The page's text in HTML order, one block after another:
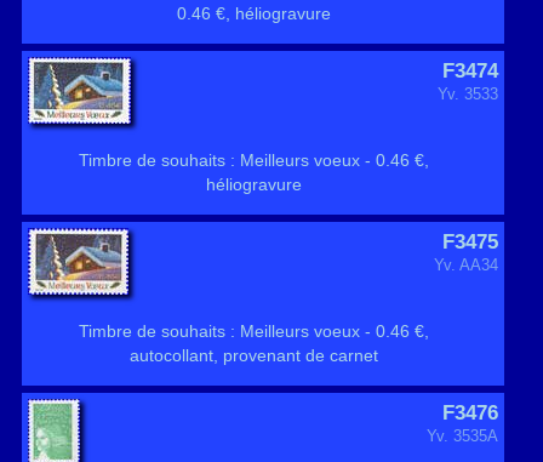
0.46 €, héliogravure
F3474
Yv. 3533
Timbre de souhaits : Meilleurs voeux - 0.46 €,
héliogravure
F3475
Yv. AA34
Timbre de souhaits : Meilleurs voeux - 0.46 €,
autocollant, provenant de carnet
F3476
Yv. 3535A